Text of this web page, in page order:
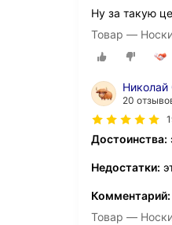
Ну за такую
Товар —
Николай
20
Достоинства:
Недостатки:
Комментарий:
Товар —